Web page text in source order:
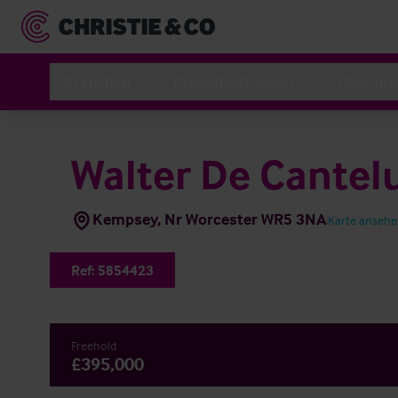
Walter De
Kempsey, Nr Worcester WR5 3NAKarte
Ref: 5854423
Freehold
£395,000